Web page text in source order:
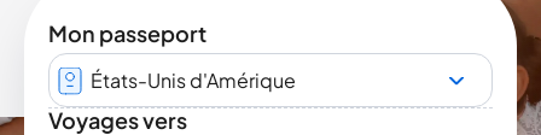
Mon passeport
États-Unis d'Amérique
Voyages vers